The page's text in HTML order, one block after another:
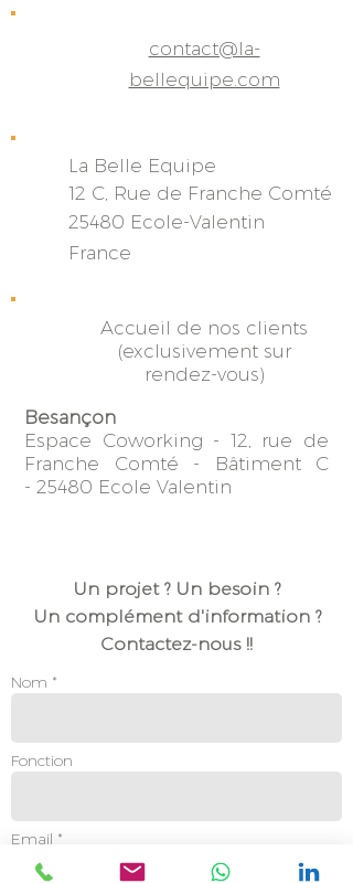
contact@la-
bellequipe.com
La Belle Equipe
12 C, Rue de Franche Comté
25480 Ecole-Valentin
France
Accueil de nos clients
(exclusivement sur
rendez-vous)
Besançon
Espace Coworking - 12, rue de
Franche Comté -
Bâtiment C
- 25480 Ecole Valentin
Un projet ? Un besoin ?
Un complément d'information ?
Contactez-nous !!
Nom *
Fonction
Email *